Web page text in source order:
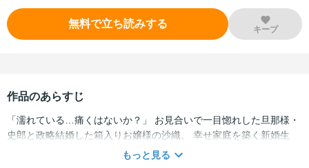
無料で立ち読みする キープ
作品のあらすじ
「濡れている…痛くはないか？」 お見合いで一目惚れした旦那様・
史郎と政略結婚した箱入りお嬢様の沙織。 幸せ家庭を築く新婚生
活…と思いきや、夜はなぜかいつも途中で終わり!? 史郎は沙織にそ
もっと見る